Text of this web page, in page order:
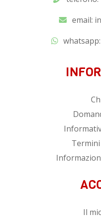
email:
whatsapp:
Il